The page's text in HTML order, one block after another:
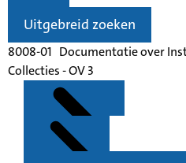
Uitgebreid zoeken
8008-01 Documentatie over
Collecties - OV 3